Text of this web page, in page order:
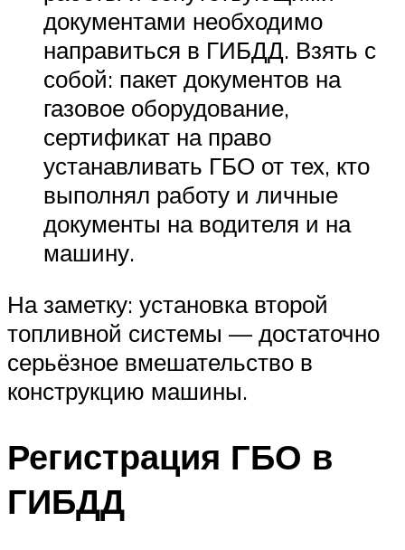
документами необходимо
направиться в ГИБДД. Взять с
собой: пакет документов на
газовое оборудование,
сертификат на право
устанавливать ГБО от тех, кто
выполнял работу и личные
документы на водителя и на
машину.
На заметку: установка второй
топливной системы — достаточно
серьёзное вмешательство в
конструкцию машины.
Регистрация ГБО в
ГИБДД